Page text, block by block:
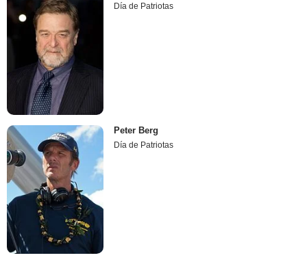
Día de Patriotas
Peter Berg
Día de Patriotas